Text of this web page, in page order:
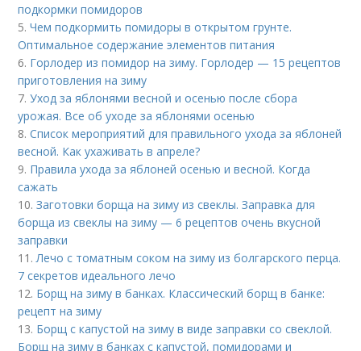
подкормки помидоров
5.Чем подкормить помидоры в открытом грунте.
Оптимальное содержание элементов питания
6. Горлодер из помидор на зиму. Горлодер — 15 рецептов
приготовления на зиму
7.Уход за яблонями весной и осенью после сбора
урожая. Все об уходе за яблонями осенью
8.Список мероприятий для правильного ухода за яблоней
весной. Как ухаживать в апреле?
9. Правила ухода за яблоней осенью и весной. Когда
сажать
10.Заготовки борща на зиму из свеклы. Заправка для
борща из свеклы на зиму — 6 рецептов очень вкусной
заправки
11.Лечо с томатным соком на зиму из болгарского перца.
7 секретов идеального лечо
12. Борщ на зиму в банках. Классический борщ в банке:
рецепт на зиму
13. Борщ с капустой на зиму в виде заправки со свеклой.
Борщ на зиму в банках с капустой, помидорами и